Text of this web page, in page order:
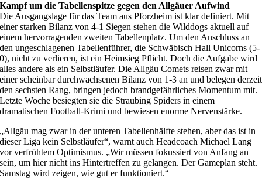
Kampf um die Tabellenspitze gegen den Allgäuer Aufwind
Die Ausgangslage für das Team aus Pforzheim ist klar definiert. Mit
einer starken Bilanz von 4-1 Siegen stehen die Wilddogs aktuell auf
einem hervorragenden zweiten Tabellenplatz. Um den Anschluss an
den ungeschlagenen Tabellenführer, die Schwäbisch Hall Unicorns (5-
0), nicht zu verlieren, ist ein Heimsieg Pflicht. Doch die Aufgabe wird
alles andere als ein Selbstläufer. Die Allgäu Comets reisen zwar mit
einer scheinbar durchwachsenen Bilanz von 1-3 an und belegen derzeit
den sechsten Rang, bringen jedoch brandgefährliches Momentum mit.
Letzte Woche besiegten sie die Straubing Spiders in einem
dramatischen Football-Krimi und bewiesen enorme Nervenstärke.
„Allgäu mag zwar in der unteren Tabellenhälfte stehen, aber das ist in
dieser Liga kein Selbstläufer“, warnt auch Headcoach Michael Lang
vor verfrühtem Optimismus. „Wir müssen fokussiert von Anfang an
sein, um hier nicht ins Hintertreffen zu gelangen. Der Gameplan steht.
Samstag wird zeigen, wie gut er funktioniert.“